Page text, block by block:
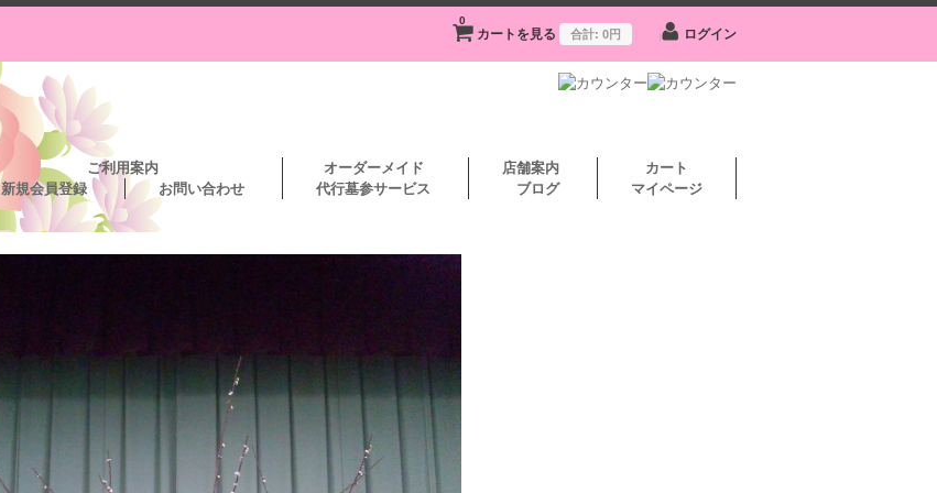
カートを見る
0
合計: 0円 ログイン
ご利用案内
新規会員登録
お問い合わせ
オーダーメイド
代行墓参サービス
店舗案内
ブログ
カート
マイページ